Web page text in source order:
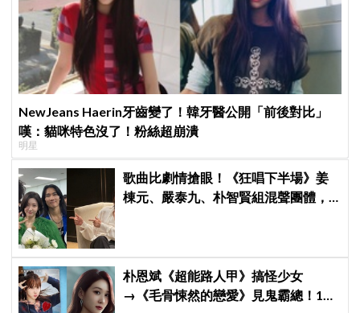
NewJeans Haerin牙齒變了！韓牙醫公開「前後對比」
嘆：貓咪特色沒了！粉絲超崩潰
明星
歌曲比劇情搶眼！《狂唱下半場》姜
棟元、嚴泰九、朴智賢組混聲團體，
朴恩斌《超能路人甲》搞怪少女
→《毛骨悚然的戀愛》見鬼霸總！180